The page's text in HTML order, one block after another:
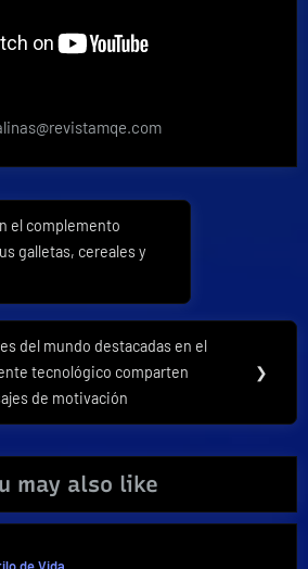
el complemento
galletas, cereales y
del mundo destacadas en el
tecnológico comparten
de motivación
❯
may also like